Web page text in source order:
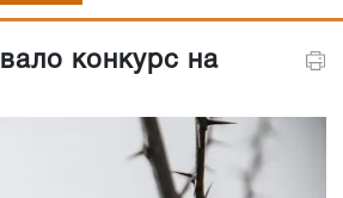
конкурс на